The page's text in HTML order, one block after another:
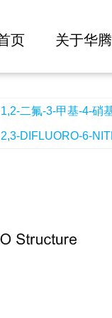
页 关于华腾
-4-硝基苯
二氟-3-甲基-4-硝
DIFLUORO-6-